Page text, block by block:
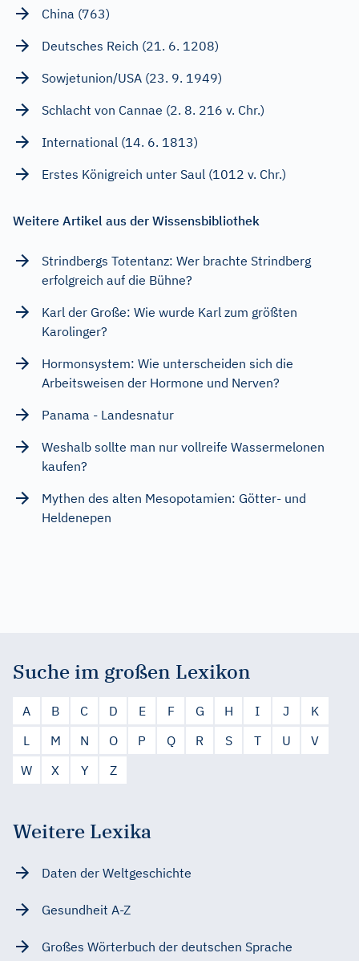
China (763)
Deutsches Reich (21. 6. 1208)
Sowjetunion/USA (23. 9. 1949)
Schlacht von Cannae (2. 8. 216 v. Chr.)
International (14. 6. 1813)
Erstes Königreich unter Saul (1012 v. Chr.)
Weitere Artikel aus der Wissensbibliothek
Strindbergs Totentanz: Wer brachte Strindberg
erfolgreich auf die Bühne?
Karl der Große: Wie wurde Karl zum größten
Karolinger?
Hormonsystem: Wie unterscheiden sich die
Arbeitsweisen der Hormone und Nerven?
Panama - Landesnatur
Weshalb sollte man nur vollreife Wassermelonen
kaufen?
Mythen des alten Mesopotamien: Götter- und
Heldenepen
Suche im großen Lexikon
A B C D E F G H I J
K
L
M N O P Q R S T U
V
W
X Y Z
Weitere Lexika
Daten der Weltgeschichte
Gesundheit A-Z
Großes Wörterbuch der deutschen Sprache